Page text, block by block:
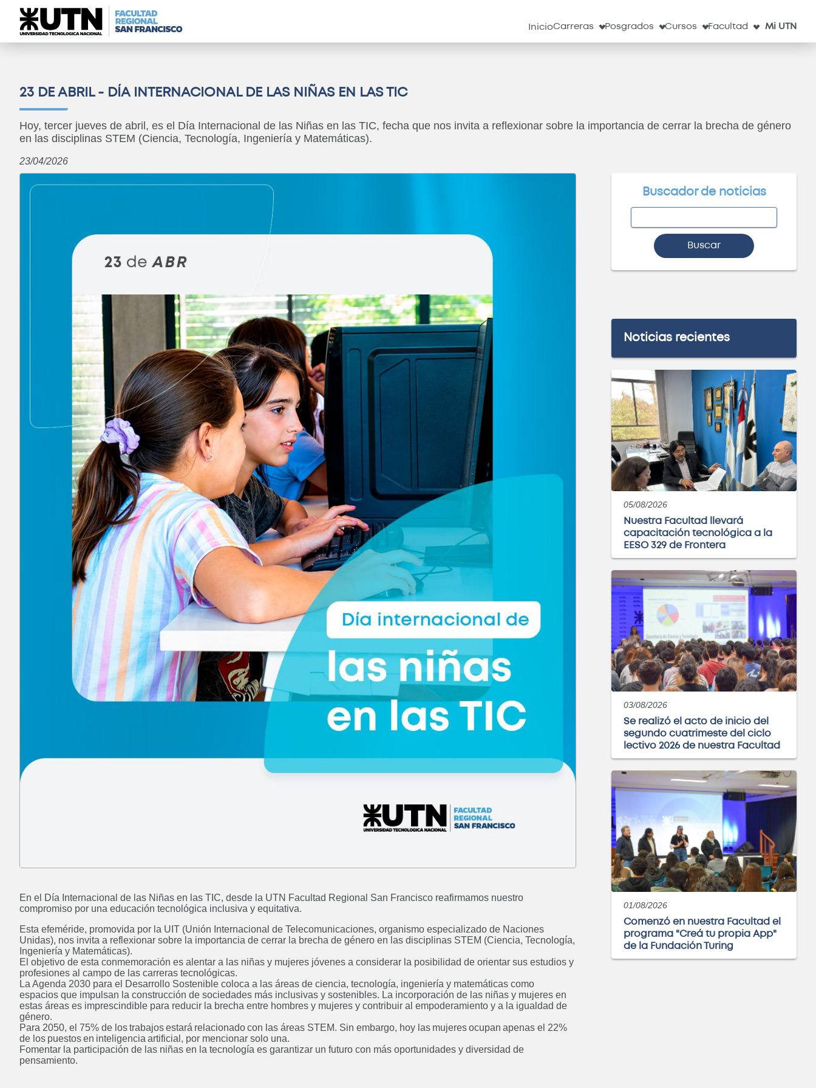
InicioCarreras Posgrados Cursos Facultad Mi UTN
23 DE ABRIL - DÍA INTERNACIONAL DE LAS NIÑAS EN LAS TIC
Hoy, tercer jueves de abril, es el Día Internacional de las Niñas en las TIC, fecha que nos invita a reflexionar sobre la importancia de cerrar la brecha de género
en las disciplinas STEM (Ciencia, Tecnología, Ingeniería y Matemáticas).
23/04/2026
En el Día Internacional de las Niñas en las TIC, desde la UTN Facultad Regional San Francisco reafirmamos nuestro
compromiso por una educación tecnológica inclusiva y equitativa.
Esta efeméride, promovida por la UIT (Unión Internacional de Telecomunicaciones, organismo especializado de Naciones
Unidas), nos invita a reflexionar sobre la importancia de cerrar la brecha de género en las disciplinas STEM (Ciencia, Tecnología,
Ingeniería y Matemáticas).
El objetivo de esta conmemoración es alentar a las niñas y mujeres jóvenes a considerar la posibilidad de orientar sus estudios y
profesiones al campo de las carreras tecnológicas.
La Agenda 2030 para el Desarrollo Sostenible coloca a las áreas de ciencia, tecnología, ingeniería y matemáticas como
espacios que impulsan la construcción de sociedades más inclusivas y sostenibles. La incorporación de las niñas y mujeres en
estas áreas es imprescindible para reducir la brecha entre hombres y mujeres y contribuir al empoderamiento y a la igualdad de
género.
Para 2050, el 75% de los trabajos estará relacionado con las áreas STEM. Sin embargo, hoy las mujeres ocupan apenas el 22%
de los puestos en inteligencia artificial, por mencionar solo una.
Fomentar la participación de las niñas en la tecnología es garantizar un futuro con más oportunidades y diversidad de
pensamiento.
Buscador de noticias
Buscar
Noticias recientes
05/08/2026
Nuestra Facultad llevará
capacitación tecnológica a la
EESO 329 de Frontera
03/08/2026
Se realizó el acto de inicio del
segundo cuatrimeste del ciclo
lectivo 2026 de nuestra Facultad
01/08/2026
Comenzó en nuestra Facultad el
programa "Creá tu propia App"
de la Fundación Turing
ABIERTO
Posgrado: Especialización en
Ingeniería Gerencial
Administración de Negocios
ABIERTO
Ingeniería Electromecánica
Licenciatura en Administración
Rural
Próximamente
Ingeniería Industrial
Próximamente
Ingeniería Química
Ingeniería en Sistemas de